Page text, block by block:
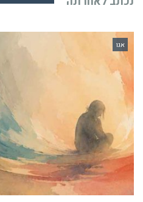
אגו